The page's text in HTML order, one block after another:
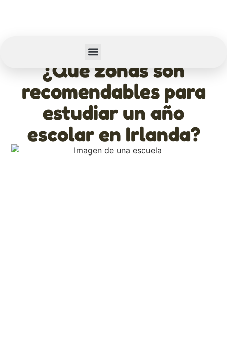
febrero 11, 2026
¿Qué zonas son
recomendables para
estudiar un año
escolar en Irlanda?